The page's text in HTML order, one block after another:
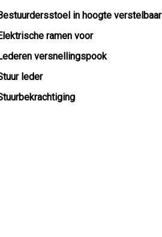
in hoogte verstelbaar
ramen voor
versnellingspook
leder